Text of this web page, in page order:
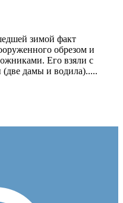
зимой факт
обрезом и
Его взяли с
дамы и водила).....